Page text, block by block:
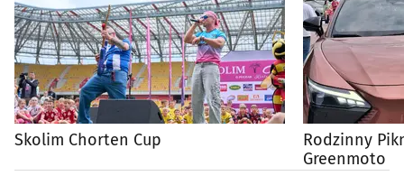
Skolim Chorten Cup
Rodzinny
Greenmoto